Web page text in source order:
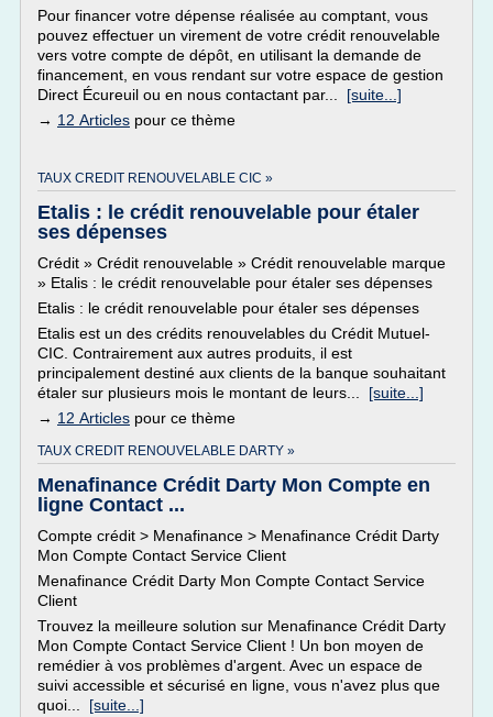
Pour financer votre dépense réalisée au comptant, vous
pouvez effectuer un virement de votre crédit renouvelable
vers votre compte de dépôt, en utilisant la demande de
financement, en vous rendant sur votre espace de gestion
Direct Écureuil ou en nous contactant par... [suite...]
→ 12 Articles pour ce thème
TAUX CREDIT RENOUVELABLE CIC »
Etalis : le crédit renouvelable pour étaler
ses dépenses
Crédit » Crédit renouvelable » Crédit renouvelable marque
» Etalis : le crédit renouvelable pour étaler ses dépenses
Etalis : le crédit renouvelable pour étaler ses dépenses
Etalis est un des crédits renouvelables du Crédit Mutuel-
CIC. Contrairement aux autres produits, il est
principalement destiné aux clients de la banque souhaitant
étaler sur plusieurs mois le montant de leurs... [suite...]
→ 12 Articles pour ce thème
TAUX CREDIT RENOUVELABLE DARTY »
Menafinance Crédit Darty Mon Compte en
ligne Contact ...
Compte crédit > Menafinance > Menafinance Crédit Darty
Mon Compte Contact Service Client
Menafinance Crédit Darty Mon Compte Contact Service
Client
Trouvez la meilleure solution sur Menafinance Crédit Darty
Mon Compte Contact Service Client ! Un bon moyen de
remédier à vos problèmes d'argent. Avec un espace de
suivi accessible et sécurisé en ligne, vous n'avez plus que
quoi... [suite...]